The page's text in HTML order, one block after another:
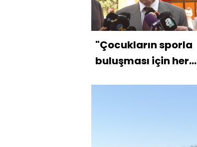
"Çocukların sporla
buluşması için her